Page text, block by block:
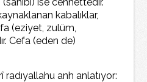
kabalıklar,
(eziyet, zulüm,
Cefa (eden de)
anh anlatıyor: